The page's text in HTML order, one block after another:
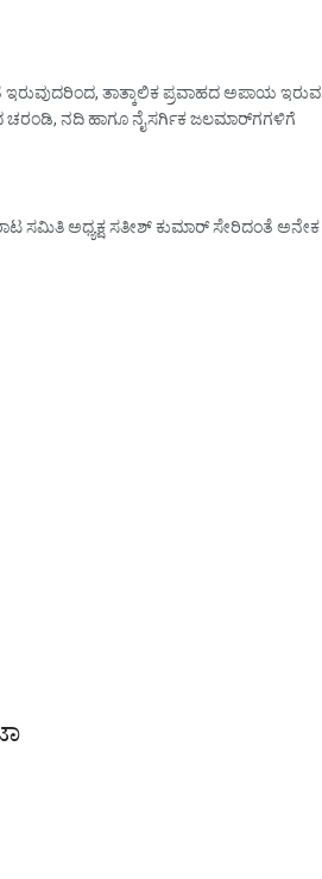
ಇರುವುದರಿಂದ, ತಾತ್ಕಾಲಿಕ ಪ್ರವಾಹದ ಅಪಾಯ ಇರುವ
ಚರಂಡಿ, ನದಿ ಹಾಗೂ ನೈಸರ್ಗಿಕ ಜಲಮಾರ್ಗಗಳಿಗೆ
ಸಮಿತಿ ಅಧ್ಯಕ್ಷ ಸತೀಶ್ ಕುಮಾರ್ ಸೇರಿದಂತೆ ಅನೇಕ